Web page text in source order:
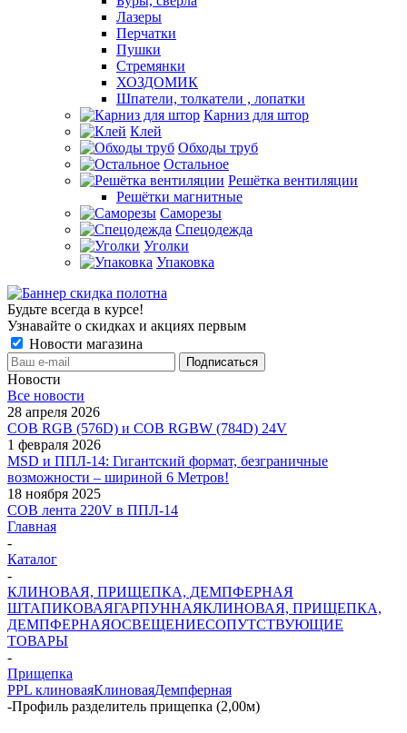
Лазеры
Перчатки
Пушки
Стремянки
ХОЗДОМИК
Шпатели, толкатели , лопатки
Карниз для штор
Клей
Обходы труб
Остальное
Решётка вентиляции
Решётки магнитные
Саморезы
Спецодежда
Уголки
Упаковка
Будьте всегда в курсе!
Узнавайте о скидках и акциях первым
Новости магазина
Новости
Все новости
28 апреля 2026
COB RGB (576D) и COB RGBW (784D) 24V
1 февраля 2026
MSD и ППЛ-14: Гигантский формат, безграничные
возможности – шириной 6 Метров!
18 ноября 2025
COB лента 220V в ППЛ-14
Главная
-
Каталог
-
КЛИНОВАЯ, ПРИЩЕПКА, ДЕМПФЕРНАЯ
ШТАПИКОВАЯГАРПУННАЯКЛИНОВАЯ, ПРИЩЕПКА,
ДЕМПФЕРНАЯОСВЕЩЕНИЕСОПУТСТВУЮЩИЕ
ТОВАРЫ
-
Прищепка
PPL клиноваяКлиноваяДемпферная
-Профиль разделитель прищепка (2,00м)